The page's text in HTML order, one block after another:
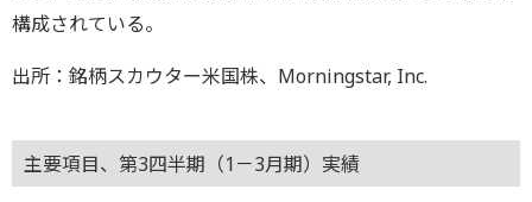
構成されている。
出所：銘柄スカウター米国株、Morningstar, Inc.
主要項目、第3四半期（1－3月期）実績